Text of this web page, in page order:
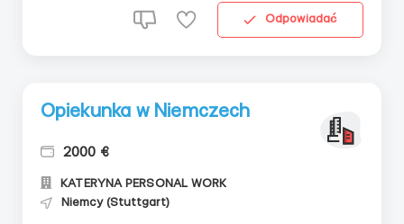
Odpowiadać
Opiekunka w Niemczech
2000 €
KATERYNA PERSONAL WORK
Niemcy (Stuttgart)